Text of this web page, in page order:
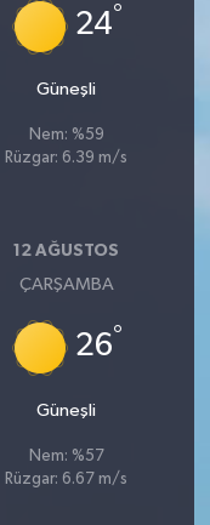
24°
Güneşli
Nem: %59
Rüzgar: 6.39 m/s
12 AĞUSTOS
ÇARŞAMBA
26°
Güneşli
Nem: %57
Rüzgar: 6.67 m/s